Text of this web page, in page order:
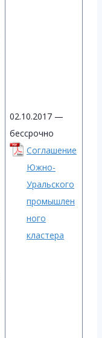
02.10.2017 —
бессрочно
Соглашение
Южно-
Уральского
промышлен
ного
кластера